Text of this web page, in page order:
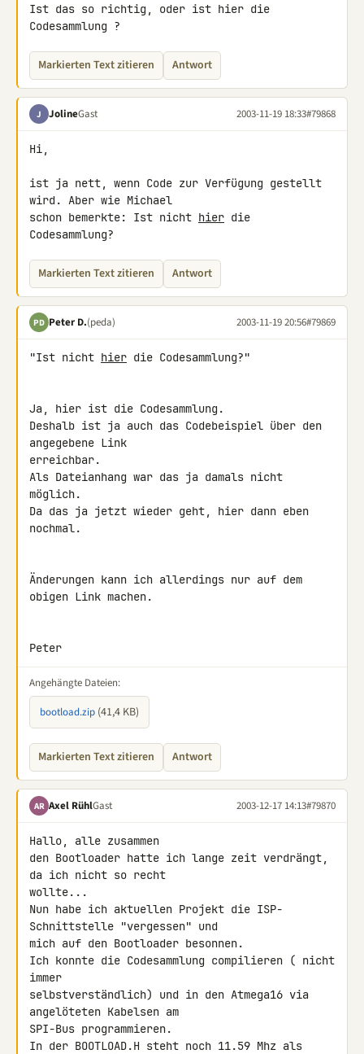
Ist das so richtig, oder ist hier die
Codesammlung ?
Markierten Text zitieren Antwort
J JolineGast 2003-11-19 18:33#79868
Hi,
ist ja nett, wenn Code zur Verfügung gestellt
wird. Aber wie Michael
schon bemerkte: Ist nicht hier die
Codesammlung?
Markierten Text zitieren Antwort
PD Peter D.(peda) 2003-11-19 20:56#79869
"Ist nicht hier die Codesammlung?"
Ja, hier ist die Codesammlung.
Deshalb ist ja auch das Codebeispiel über den
angegebene Link
erreichbar.
Als Dateianhang war das ja damals nicht
möglich.
Da das ja jetzt wieder geht, hier dann eben
nochmal.
Änderungen kann ich allerdings nur auf dem
obigen Link machen.
Peter
Angehängte Dateien:
bootload.zip (41,4 KB)
Markierten Text zitieren Antwort
AR Axel RühlGast 2003-12-17 14:13#79870
Hallo, alle zusammen
den Bootloader hatte ich lange zeit verdrängt,
da ich nicht so recht
wollte...
Nun habe ich aktuellen Projekt die ISP-
Schnittstelle "vergessen" und
mich auf den Bootloader besonnen.
Ich konnte die Codesammlung compilieren ( nicht
immer
selbstverständlich) und in den Atmega16 via
angelöteten Kabelsen am
SPI-Bus programmieren.
In der BOOTLOAD.H steht noch 11.59 Mhz als